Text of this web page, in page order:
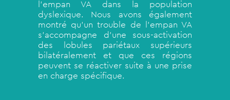
l’empan VA dans la population
dyslexique. Nous avons également
montré qu’un trouble de l’empan VA
s’accompagne d’une sous-activation
des lobules pariétaux supérieurs
bilatéralement et que ces régions
peuvent se réactiver suite à une prise
en charge spécifique.